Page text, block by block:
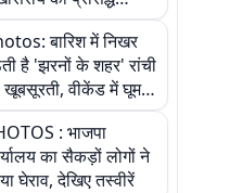
धाम—आस्था,
अनुष्ठान और
संध्या आरती के
दृश्य
बारिश में निखर
है 'झरनों के शहर' रांची
खूबसूरती, वीकेंड में घूम
5 वादियां
: भाजपा
का सैकड़ों लोगों ने
घेराव, देखिए तस्वीरें